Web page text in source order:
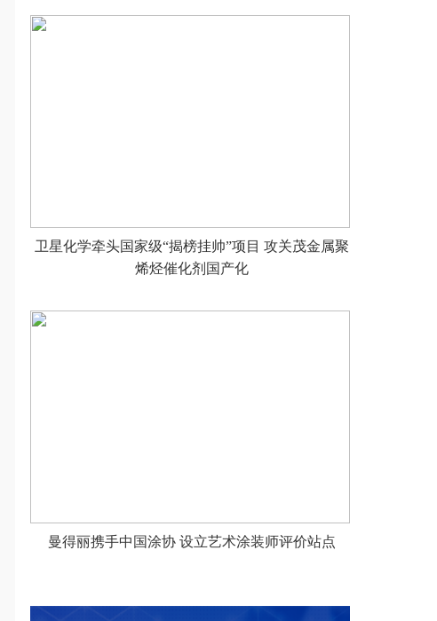
卫星化学牵头国家级“揭榜挂帅”项目 攻关茂金属聚
烯烃催化剂国产化
曼得丽携手中国涂协 设立艺术涂装师评价站点